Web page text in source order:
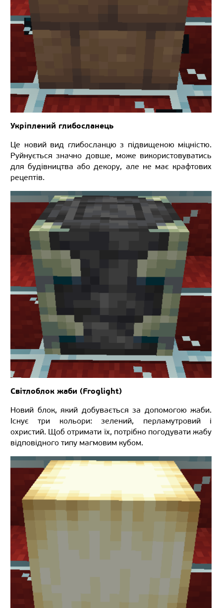
Укріплений глибосланець
Це новий вид глибосланцю з підвищеною міцністю.
Руйнується значно довше, може використовуватись
для будівництва або декору, але не має крафтових
рецептів.
Світлоблок жаби (Froglight)
Новий блок, який добувається за допомогою жаби.
Існує три кольори: зелений, перламутровий і
охристий. Щоб отримати їх, потрібно погодувати жабу
відповідного типу магмовим кубом.